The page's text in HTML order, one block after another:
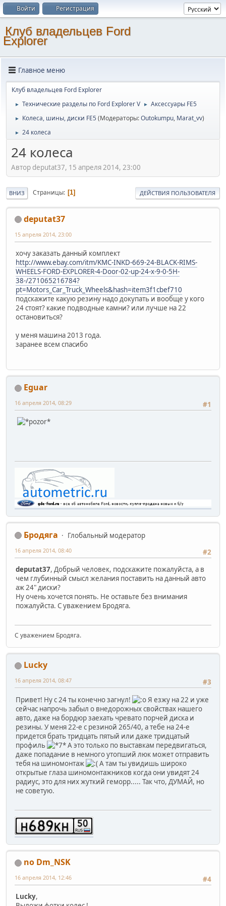
Войти Регистрация
Клуб владельцев Ford
Explorer
Главное меню
Клуб владельцев Ford Explorer
► Технические разделы по Ford Explorer V ► Аксессуары FE5
► Колеса, шины, диски FE5(Модераторы:Outokumpu, Marat_vv)
► 24 колеса
24 колеса
Автор deputat37, 15 апреля 2014, 23:00
ВНИЗ Страницы 1 ДЕЙСТВИЯ ПОЛЬЗОВАТЕЛЯ
deputat37
15 апреля 2014, 23:00
хочу заказать данный комплект
http://www.ebay.com/itm/KMC-INKD-669-24-BLACK-RIMS-
WHEELS-FORD-EXPLORER-4-Door-02-up-24-x-9-0-5H-
38-/271065216784?
pt=Motors_Car_Truck_Wheels&hash=item3f1cbef710
подскажите какую резину надо докупать и вообще у кого
24 стоят? какие подводные камни? или лучше на 22
остановиться?
у меня машина 2013 года.
заранее всем спасибо
Eguar
#1
16 апреля 2014, 08:29
Бродяга
Глобальный модератор
#2
16 апреля 2014, 08:40
deputat37, Добрый человек, подскажите пожалуйста, а в
чем глубинный смысл желания поставить на данный авто
аж 24" диски?
Ну очень хочется понять. Не оставьте без внимания
пожалуйста. С уважением Бродяга.
С уважением Бродяга.
Lucky
#3
16 апреля 2014, 08:47
Привет! Ну с 24 ты конечно загнул!
Я езжу на 22 и уже
сейчас напрочь забыл о внедорожных свойствах нашего
авто, даже на бордюр заехать чревато порчей диска и
резины. У меня 22-е с резиной 265/40, а тебе на 24-е
придется брать тридцать пятый или даже тридцатый
профиль
А это только по выставкам передвигаться,
даже попадание в немного утопший люк может отправить
тебя на шиномонтаж
А там ты увидишь широко
открытые глаза шиномонтажников когда они увидят 24
радиус, это для них жуткий геморр..... Так что, ДУМАЙ, но
не советую.
no Dm_NSK
#4
16 апреля 2014, 12:46
Lucky,